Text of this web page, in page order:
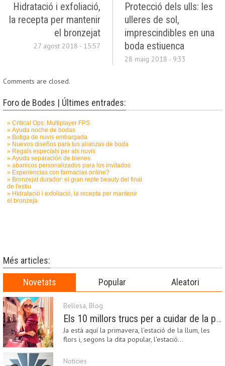
Hidratació i exfoliació,
la recepta per mantenir
el bronzejat
27 agost 2018 - 15:57
Protecció dels ulls: les
ulleres de sol,
imprescindibles en una
boda estiuenca
28 maig 2018 - 9:33
Comments are closed.
Foro de Bodes | Últimes entrades:
Més articles:
Novetats Popular Aleatori
Bellesa, Blog
Els 10 millors trucs per a cuidar de la pell a la primavera
Ja està aquí la primavera, l'estació de la llum, les
flors i, segons la dita popular, l'estació…
Notícies